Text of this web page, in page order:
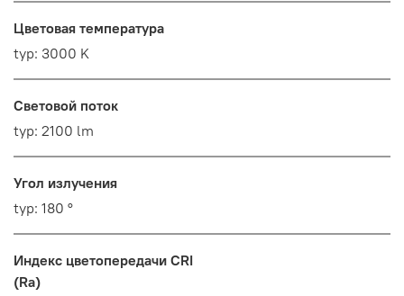
Цветовая температура
typ: 3000 K
Световой поток
typ: 2100 lm
Угол излучения
typ: 180 °
Индекс цветопередачи CRI
(Ra)